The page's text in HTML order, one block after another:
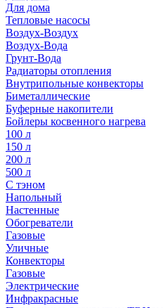
Для дома
Тепловые насосы
Воздух-Воздух
Воздух-Вода
Грунт-Вода
Радиаторы отопления
Внутрипольные конвекторы
Биметаллические
Буферные накопители
Бойлеры косвенного нагрева
100 л
150 л
200 л
500 л
С тэном
Напольный
Настенные
Обогреватели
Газовые
Уличные
Конвекторы
Газовые
Электрические
Инфракрасные